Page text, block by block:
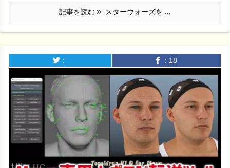
記事を読む スターウォーズを ...
： ： 18